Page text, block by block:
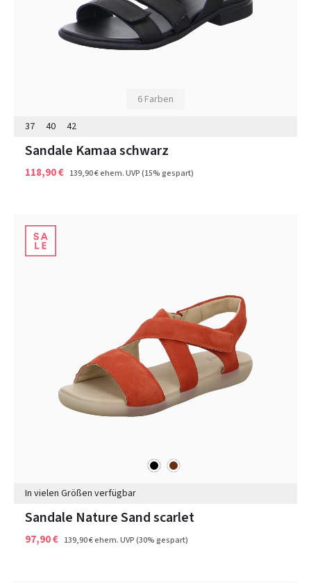
6 Farben
37
40 42
Sandale Kamaa schwarz
118,90 € 139,90 €ehem. UVP(15% gespart)
schwarz
braun
In vielen Größen verfügbar
Sandale Nature Sand scarlet
97,90 € 139,90 €ehem. UVP(30% gespart)